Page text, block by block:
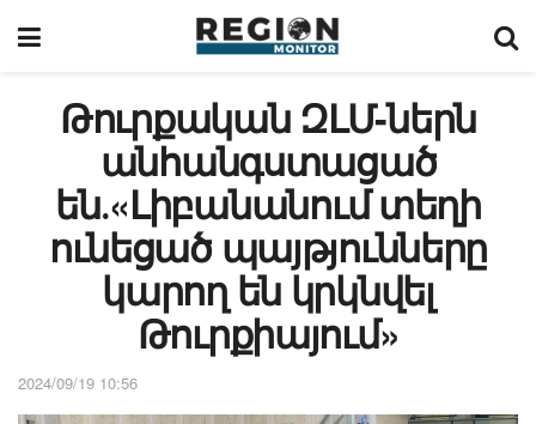
Թուրքական ԶԼՄ-ներն
անհանգստացած
են․«‎Լիբանանում տեղի
ունեցած պայթյունները
կարող են կրկնվել
Թուրքիայում»
2024/09/19 10:56